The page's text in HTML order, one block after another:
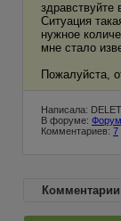
здравствуйте
Ситуация
нужное
мне стало
Пожалуйста,
Написала:
В форуме:
Комментариев: 7
Комментарии